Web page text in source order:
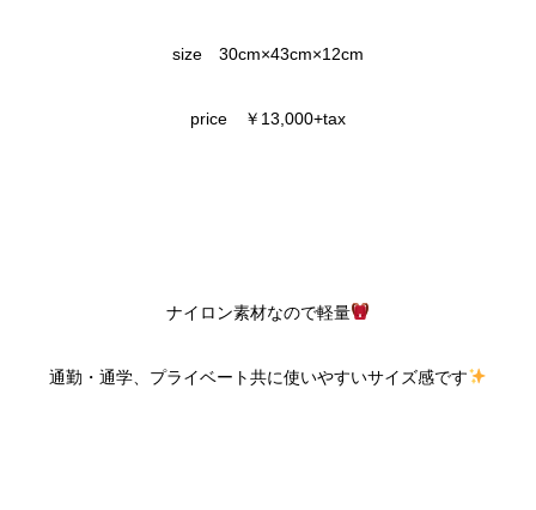
size 30cm×43cm×12cm
price ￥13,000+tax
ナイロン素材なので軽量
通勤・通学、プライベート共に使いやすいサイズ感です